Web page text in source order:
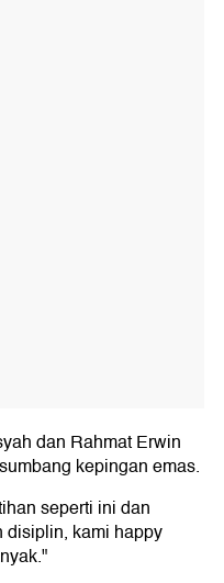
dan Rahmat Erwin
kepingan emas.
seperti ini dan
disiplin, kami happy